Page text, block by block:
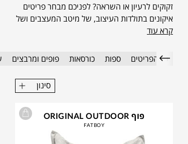
זקוקים לרעיון או השראה? לפניכם מבחר פריטים
איקונים בתולדות העיצוב, של מיטב המעצבים ושל
מיטב מותגי העיצוב הבינלאומיים, שירימו, יקפיצו
קרא עוד
כל הפריטים ספות כורסאות פופים ומרבצים
סינון
פוף ORIGINAL OUTDOOR
FATBOY